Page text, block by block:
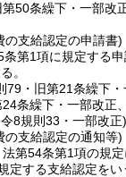
第50条繰下・一部改
の支給認定の申請書)
第1項に規定する申
。
79・旧第21条繰下・
条繰下・一部改正
8規則33・一部改正)
の支給認定の通知等)
第54条第1項の規
定する支給認定をい